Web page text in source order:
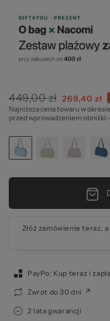
449,00 zł Cena
specjalna
269,40 zł
Najniższa cena towaru w
przed wprowadzeniem obniżki:
Złóż zamówienie teraz,
PayPo: Kup teraz i
Zwrot do 30 dni
2 lata gwarancji